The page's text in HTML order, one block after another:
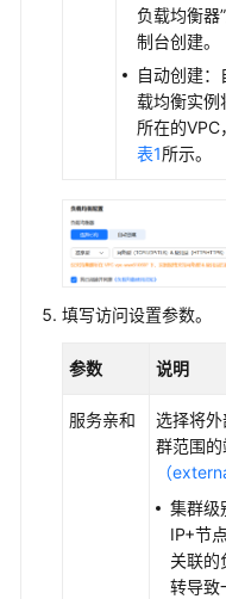
均
衡
类
型
的
服
载
均
衡
服
（
负载均衡器”
制台创建。
自动创建：
载均衡实例
所在的VPC
表1所示。
填写访问设置参数。
参数 说明
服务亲和
选择将
群范围
（
集群级
IP+节
关联的
转导致